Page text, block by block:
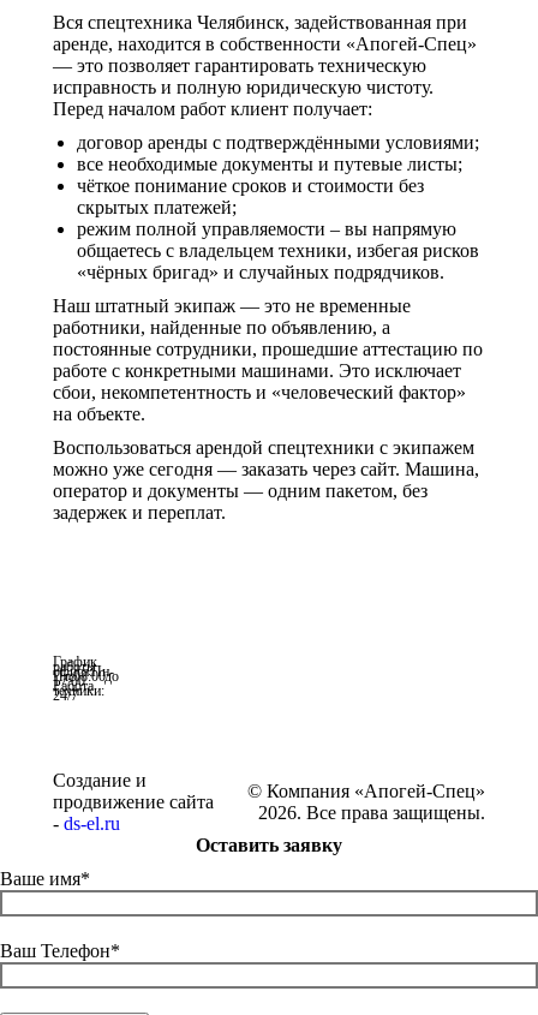
Вся спецтехника Челябинск, задействованная при
аренде, находится в собственности «Апогей-Спец»
— это позволяет гарантировать техническую
исправность и полную юридическую чистоту.
Перед началом работ клиент получает:
договор аренды с подтверждёнными условиями;
все необходимые документы и путевые листы;
чёткое понимание сроков и стоимости без
скрытых платежей;
режим полной управляемости – вы напрямую
общаетесь с владельцем техники, избегая рисков
«чёрных бригад» и случайных подрядчиков.
Наш штатный экипаж — это не временные
работники, найденные по объявлению, а
постоянные сотрудники, прошедшие аттестацию по
работе с конкретными машинами. Это исключает
сбои, некомпетентность и «человеческий фактор»
на объекте.
Воспользоваться арендой спецтехники с экипажем
можно уже сегодня — заказать через сайт. Машина,
оператор и документы — одним пакетом, без
задержек и переплат.
График
работы
офиса: Пн-
Пт с 08:00 до
17:00
Работа
техники:
24/7
Создание и
продвижение сайта
- ds-el.ru
© Компания «Апогей-Спец»
2026. Все права защищены.
Оставить заявку
Ваше имя*
Ваш Телефон*